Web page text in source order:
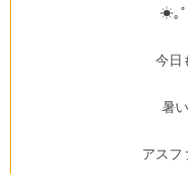
☀｡ﾟ
今日
暑
アスフ